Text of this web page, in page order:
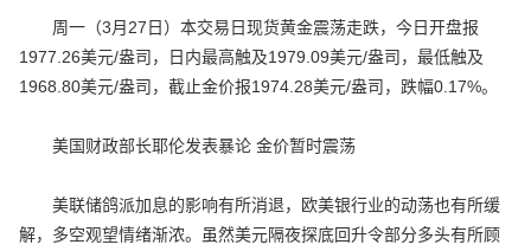
周一（3月27日）本交易日现货黄金震荡走跌，今日开盘报
1977.26美元/盎司，日内最高触及1979.09美元/盎司，最低触及
1968.80美元/盎司，截止金价报1974.28美元/盎司，跌幅0.17%。
美国财政部长耶伦发表暴论 金价暂时震荡
美联储鸽派加息的影响有所消退，欧美银行业的动荡也有所缓
解，多空观望情绪渐浓。虽然美元隔夜探底回升令部分多头有所顾